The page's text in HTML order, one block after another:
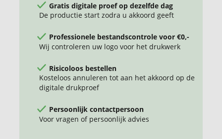
Gratis digitale proef op dezelfde dag
De productie start zodra u akkoord geeft
Professionele bestandscontrole voor €0,-
Wij controleren uw logo voor het drukwerk
Risicoloos bestellen
Kosteloos annuleren tot aan het akkoord op de
digitale drukproef
Persoonlijk contactpersoon
Voor vragen of persoonlijk advies